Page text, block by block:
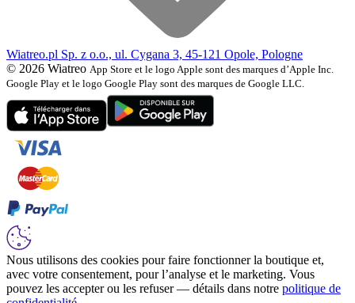
Wiatreo.pl Sp. z o.o., ul. Cygana 3, 45-121 Opole, Pologne
© 2026 Wiatreo App Store et le logo Apple sont des marques d’Apple Inc.
Google Play et le logo Google Play sont des marques de Google LLC.
Nous utilisons des cookies pour faire fonctionner la boutique et,
avec votre consentement, pour l’analyse et le marketing. Vous
pouvez les accepter ou les refuser — détails dans notre politique de